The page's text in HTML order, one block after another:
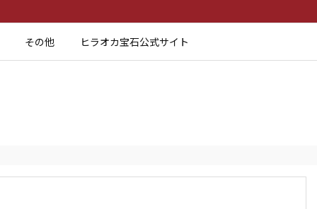
その他 ヒラオカ宝石公式サイト